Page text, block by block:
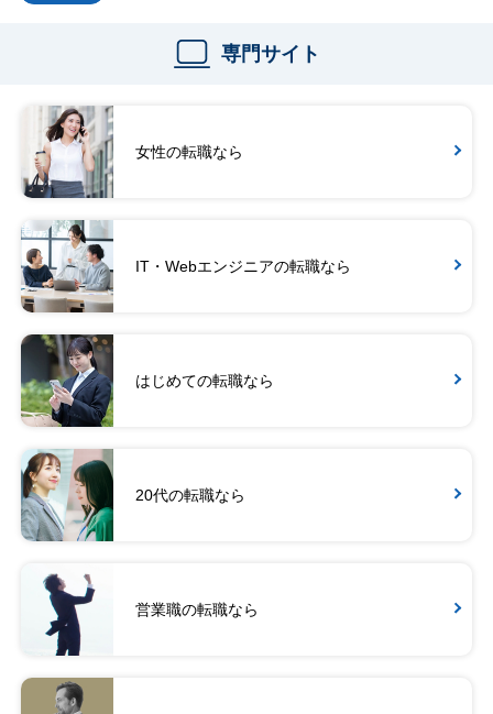
専門サイト
女性の転職なら
IT・Webエンジニアの転職なら
はじめての転職なら
20代の転職なら
営業職の転職なら